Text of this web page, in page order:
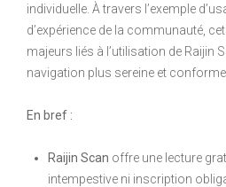
individuelle. À travers l’exemple
d’expérience de la communauté,
majeurs liés à l’utilisation de Raijin
navigation plus sereine et
En bref :
Raijin Scan offre une lecture
intempestive ni inscription